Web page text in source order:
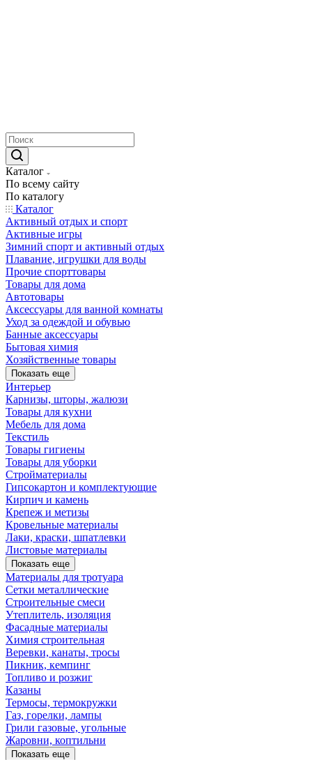
Каталог
По всему сайту
По каталогу
Каталог
Активный отдых и спорт
Активные игры
Зимний спорт и активный отдых
Плавание, игрушки для воды
Прочие спорттовары
Товары для дома
Автотовары
Аксессуары для ванной комнаты
Уход за одеждой и обувью
Банные аксессуары
Бытовая химия
Хозяйственные товары
Показать еще
Интерьер
Карнизы, шторы, жалюзи
Товары для кухни
Мебель для дома
Текстиль
Товары гигиены
Товары для уборки
Стройматериалы
Гипсокартон и комплектующие
Кирпич и камень
Крепеж и метизы
Кровельные материалы
Лаки, краски, шпатлевки
Листовые материалы
Показать еще
Материалы для тротуара
Сетки металлические
Строительные смеси
Утеплитель, изоляция
Фасадные материалы
Химия строительная
Веревки, канаты, тросы
Пикник, кемпинг
Топливо и розжиг
Казаны
Термосы, термокружки
Газ, горелки, лампы
Грили газовые, угольные
Жаровни, коптильни
Показать еще